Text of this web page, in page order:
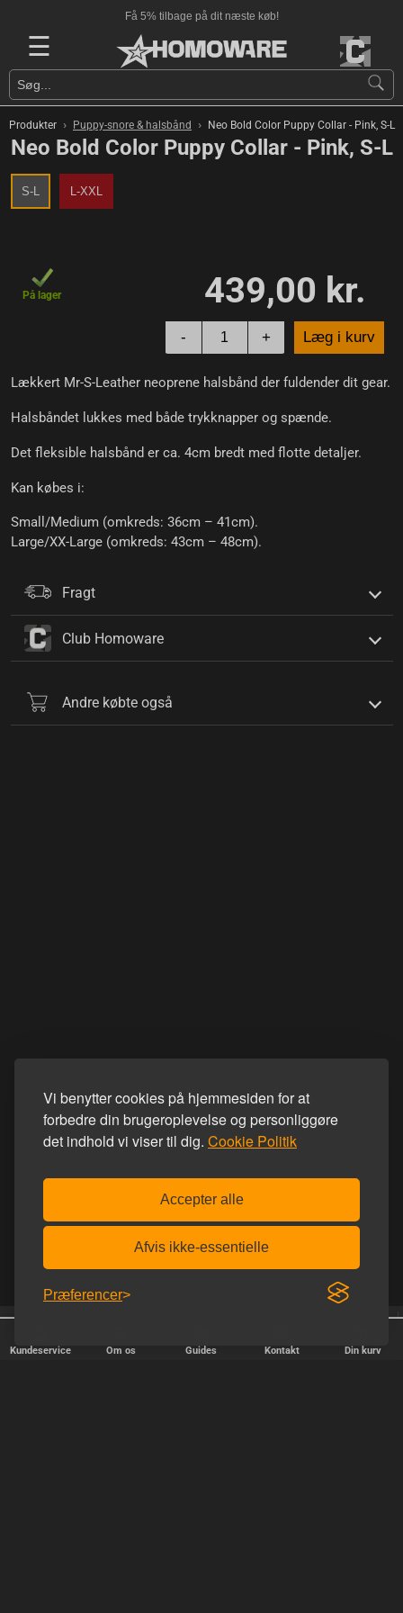
Vi benytter cookies på hjemmesiden for at
forbedre din brugeroplevelse og personliggøre
det indhold vi viser til dig. Cookie Politik
Accepter alle
Afvis ikke-essentielle
Præferencer
Få 5% tilbage på dit næste køb!
☰
Produkter › Puppy-snore & halsbånd › Neo Bold Color Puppy Collar - Pink, S-L
Neo Bold Color Puppy Collar - Pink, S-L
S-L L-XXL
På lager 439,00 kr.
- + Læg i kurv
Lækkert Mr-S-Leather neoprene halsbånd der fuldender dit gear.
Halsbåndet lukkes med både trykknapper og spænde.
Det fleksible halsbånd er ca. 4cm bredt med flotte detaljer.
Kan købes i:
Small/Medium (omkreds: 36cm – 41cm).
Large/XX-Large (omkreds: 43cm – 48cm).
Fragt
Club Homoware
Andre købte også
Kundeservice Om os Guides Kontakt Din kurv